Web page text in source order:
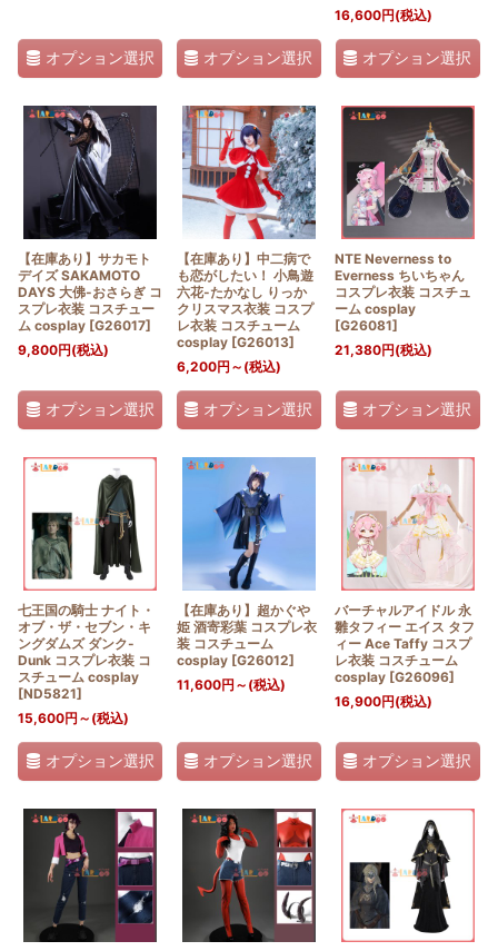
オプション選択 オプション選択
16,600円(税込)
オプション選択
【在庫あり】サカモト
デイズ SAKAMOTO
DAYS 大佛-おさらぎ コ
スプレ衣装 コスチュー
ム cosplay [G26017]
9,800円(税込)
オプション選択
【在庫あり】中二病で
も恋がしたい！ 小鳥遊
六花-たかなし りっか
クリスマス衣装 コスプ
レ衣装 コスチューム
cosplay [G26013]
6,200円 ～ (税込)
オプション選択
NTE Neverness to
Everness ちいちゃん
コスプレ衣装 コスチュ
ーム cosplay
[G26081]
21,380円(税込)
オプション選択
七王国の騎士 ナイト・
オブ・ザ・セブン・キ
ングダムズ ダンク-
Dunk コスプレ衣装 コ
スチューム cosplay
[ND5821]
15,600円 ～ (税込)
オプション選択
【在庫あり】超かぐや
姫 酒寄彩葉 コスプレ衣
装 コスチューム
cosplay [G26012]
11,600円 ～ (税込)
オプション選択
バーチャルアイドル 永
雛タフィー エイス タフ
ィー Ace Taffy コスプ
レ衣装 コスチューム
cosplay [G26096]
16,900円(税込)
オプション選択